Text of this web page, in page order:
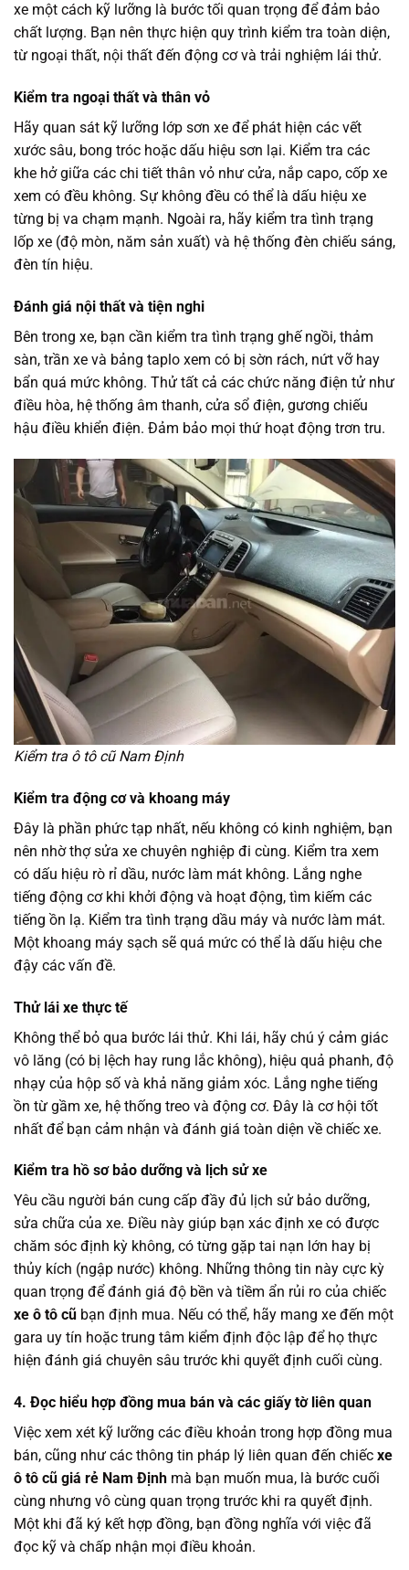
xe một cách kỹ lưỡng là bước tối quan trọng để đảm bảo
chất lượng. Bạn nên thực hiện quy trình kiểm tra toàn diện,
từ ngoại thất, nội thất đến động cơ và trải nghiệm lái thử.
Kiểm tra ngoại thất và thân vỏ
Hãy quan sát kỹ lưỡng lớp sơn xe để phát hiện các vết
xước sâu, bong tróc hoặc dấu hiệu sơn lại. Kiểm tra các
khe hở giữa các chi tiết thân vỏ như cửa, nắp capo, cốp xe
xem có đều không. Sự không đều có thể là dấu hiệu xe
từng bị va chạm mạnh. Ngoài ra, hãy kiểm tra tình trạng
lốp xe (độ mòn, năm sản xuất) và hệ thống đèn chiếu sáng,
đèn tín hiệu.
Đánh giá nội thất và tiện nghi
Bên trong xe, bạn cần kiểm tra tình trạng ghế ngồi, thảm
sàn, trần xe và bảng taplo xem có bị sờn rách, nứt vỡ hay
bẩn quá mức không. Thử tất cả các chức năng điện tử như
điều hòa, hệ thống âm thanh, cửa sổ điện, gương chiếu
hậu điều khiển điện. Đảm bảo mọi thứ hoạt động trơn tru.
Kiểm tra ô tô cũ Nam Định
Kiểm tra động cơ và khoang máy
Đây là phần phức tạp nhất, nếu không có kinh nghiệm, bạn
nên nhờ thợ sửa xe chuyên nghiệp đi cùng. Kiểm tra xem
có dấu hiệu rò rỉ dầu, nước làm mát không. Lắng nghe
tiếng động cơ khi khởi động và hoạt động, tìm kiếm các
tiếng ồn lạ. Kiểm tra tình trạng dầu máy và nước làm mát.
Một khoang máy sạch sẽ quá mức có thể là dấu hiệu che
đậy các vấn đề.
Thử lái xe thực tế
Không thể bỏ qua bước lái thử. Khi lái, hãy chú ý cảm giác
vô lăng (có bị lệch hay rung lắc không), hiệu quả phanh, độ
nhạy của hộp số và khả năng giảm xóc. Lắng nghe tiếng
ồn từ gầm xe, hệ thống treo và động cơ. Đây là cơ hội tốt
nhất để bạn cảm nhận và đánh giá toàn diện về chiếc xe.
Kiểm tra hồ sơ bảo dưỡng và lịch sử xe
Yêu cầu người bán cung cấp đầy đủ lịch sử bảo dưỡng,
sửa chữa của xe. Điều này giúp bạn xác định xe có được
chăm sóc định kỳ không, có từng gặp tai nạn lớn hay bị
thủy kích (ngập nước) không. Những thông tin này cực kỳ
quan trọng để đánh giá độ bền và tiềm ẩn rủi ro của chiếc
xe ô tô cũ bạn định mua. Nếu có thể, hãy mang xe đến một
gara uy tín hoặc trung tâm kiểm định độc lập để họ thực
hiện đánh giá chuyên sâu trước khi quyết định cuối cùng.
4. Đọc hiểu hợp đồng mua bán và các giấy tờ liên quan
Việc xem xét kỹ lưỡng các điều khoản trong hợp đồng mua
bán, cũng như các thông tin pháp lý liên quan đến chiếc xe
ô tô cũ giá rẻ Nam Định mà bạn muốn mua, là bước cuối
cùng nhưng vô cùng quan trọng trước khi ra quyết định.
Một khi đã ký kết hợp đồng, bạn đồng nghĩa với việc đã
đọc kỹ và chấp nhận mọi điều khoản.